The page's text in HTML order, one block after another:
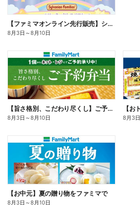
【ファミマオンライン先行販売】シルバニアファミリー
8月3日 ～8月10日
【旨さ格別、こだわり尽くし】ご予約弁当
8月3日 ～8月10日 8月3日
【お中元】夏の贈り物をファミマで
8月3日 ～8月10日